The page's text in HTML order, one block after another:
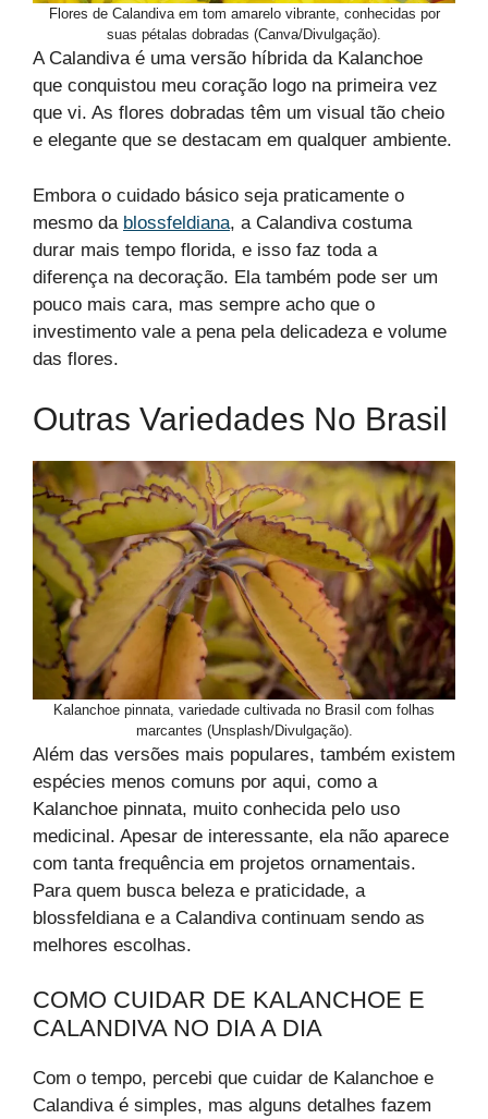
Flores de Calandiva em tom amarelo vibrante, conhecidas por
suas pétalas dobradas (Canva/Divulgação).
A Calandiva é uma versão híbrida da Kalanchoe
que conquistou meu coração logo na primeira vez
que vi. As flores dobradas têm um visual tão cheio
e elegante que se destacam em qualquer ambiente.
Embora o cuidado básico seja praticamente o
mesmo da blossfeldiana, a Calandiva costuma
durar mais tempo florida, e isso faz toda a
diferença na decoração. Ela também pode ser um
pouco mais cara, mas sempre acho que o
investimento vale a pena pela delicadeza e volume
das flores.
Outras Variedades No Brasil
Kalanchoe pinnata, variedade cultivada no Brasil com folhas
marcantes (Unsplash/Divulgação).
Além das versões mais populares, também existem
espécies menos comuns por aqui, como a
Kalanchoe pinnata, muito conhecida pelo uso
medicinal. Apesar de interessante, ela não aparece
com tanta frequência em projetos ornamentais.
Para quem busca beleza e praticidade, a
blossfeldiana e a Calandiva continuam sendo as
melhores escolhas.
COMO CUIDAR DE KALANCHOE E
CALANDIVA NO DIA A DIA
Com o tempo, percebi que cuidar de Kalanchoe e
Calandiva é simples, mas alguns detalhes fazem